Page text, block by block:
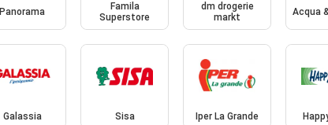
Panorama
Famila
Superstore
dm drogerie
markt
Acqua
Galassia Sisa Iper La Grande